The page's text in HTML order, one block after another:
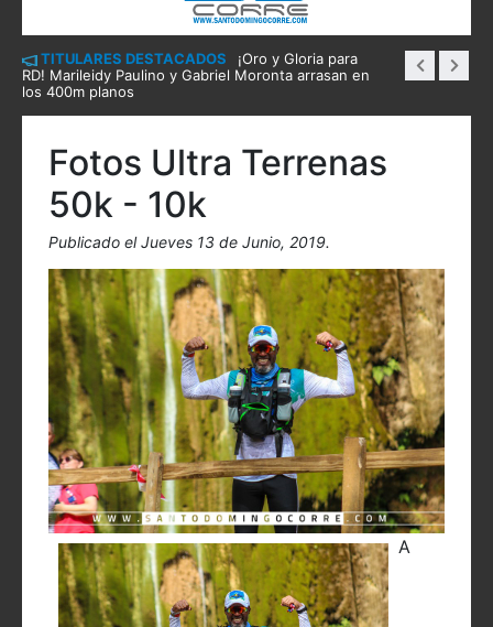
TITULARES DESTACADOS
¡Oro y Gloria para
RD! Marileidy Paulino y Gabriel Moronta arrasan en
los 400m planos
Fotos Ultra Terrenas
50k - 10k
Publicado el Jueves 13 de Junio, 2019.
A